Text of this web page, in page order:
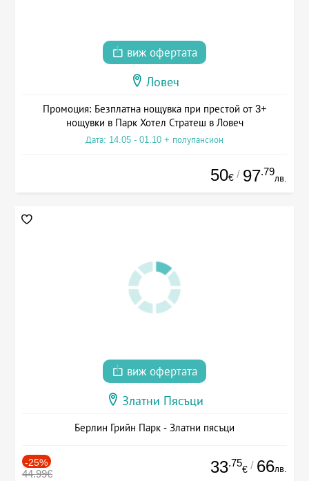
виж офертата
Ловеч
Промоция: Безплатна нощувка при престой от 3+
нощувки в Парк Хотел Стратеш в Ловеч
Дата: 14.05 - 01.10 + полупансион
50€ / 97.79
лв.
виж офертата
Златни Пясъци
Берлин Грийн Парк - Златни пясъци
-25%
44.99€ 33.75
€ / 66лв.